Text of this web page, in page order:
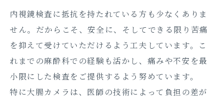
内視鏡検査に抵抗を持たれている方も少なくありま
せん。だからこそ、安全に、そしてできる限り苦痛
を抑えて受けていただけるよう工夫しています。こ
れまでの麻酔科での経験も活かし、痛みや不安を最
小限にした検査をご提供するよう努めています。
特に大腸カメラは、医師の技術によって負担の差が